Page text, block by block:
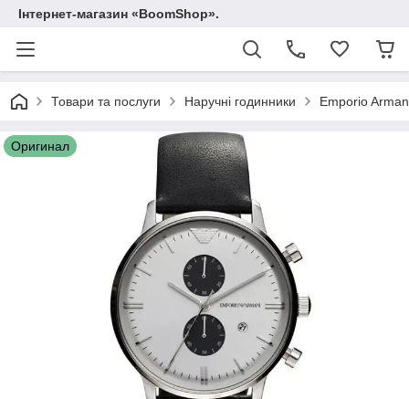
Інтернет-магазин «BoomShop».
Товари та послуги Наручні годинники Emporio
Оригинал